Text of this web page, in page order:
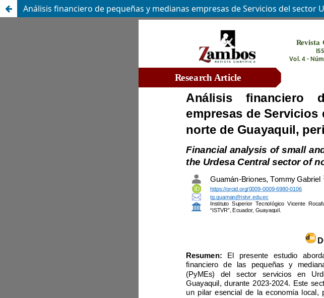
Análisis financiero de pequeñas y medianas empresas de Servicios del sector